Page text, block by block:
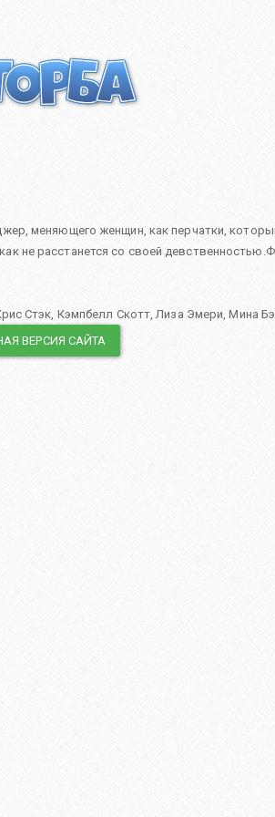
меняющего женщин, как перчатки,
не расстанется со своей
Стэк, Кэмпбелл Скотт,Лиза Эмери,Мина
ВЕРСИЯ САЙТА